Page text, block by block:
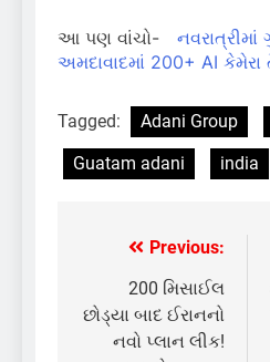
આ પણ વાંચો-
અમદાવાદમાં 200+ AI કેમેરા
Tagged: Adani Group
Guatam adani
india
Post
navigation
Previous:
200 મિસાઈલ
છોડ્યા બાદ ઈરાનનો
નવો પ્લાન લીક!